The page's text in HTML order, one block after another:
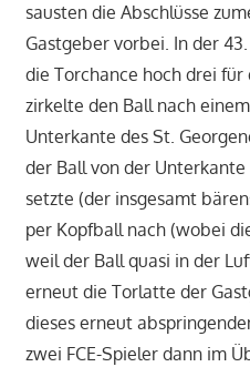
sausten die Abschlüsse
Gastgeber vorbei. In der
die Torchance hoch drei für
zirkelte den Ball nach
Unterkante des St.
der Ball von der
setzte (der insgesamt
per Kopfball nach (wobei
weil der Ball quasi in der
erneut die Torlatte der
dieses erneut
zwei FCE-Spieler dann im